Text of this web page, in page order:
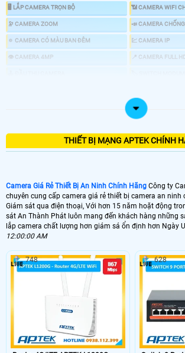
🖥 LẮP CAMERA TRỌN BỘ 📶 CAMERA WIFI
🔭 CAMERA ZOOM 📣 CAMERA
🔅 CAMERA CÓ MÀU BAN ĐÊM 💹 CAMERA IP
👁 CAMERA 4MP 📍 CAMERA FULL
THIẾT BỊ MẠNG APTEK CHÍNH
Camera Giá Rẻ Thiết Bị An Ninh Chính Hãng Công ty
chuyên cung cấp camera giá rẻ thiết bị camera an ninh
Giám sát qua điện thoại, Với hơn 15 năm hoặt động
sát An Thành Phát luôn mang đến khách hàng những
lắp camera chất lượng hơn giám sá ổn định hơn Ngày
12:00:00 AM
748 628